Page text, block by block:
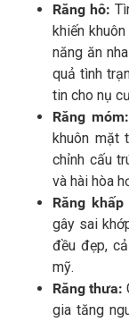
Răng hô:
khiến
năng ăn
quả tình
tin cho nụ
Răng móm:
khuôn mặt
chỉnh cấu
và hài hòa
Răng
gây sai
đều đẹp,
mỹ.
Răng thưa:
gia tăng